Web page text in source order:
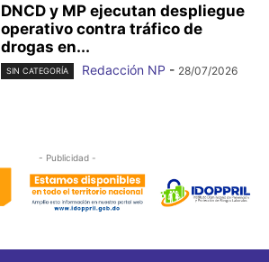
DNCD y MP ejecutan despliegue
operativo contra tráfico de
drogas en...
SIN CATEGORÍA Redacción NP - 28/07/2026
- Publicidad -